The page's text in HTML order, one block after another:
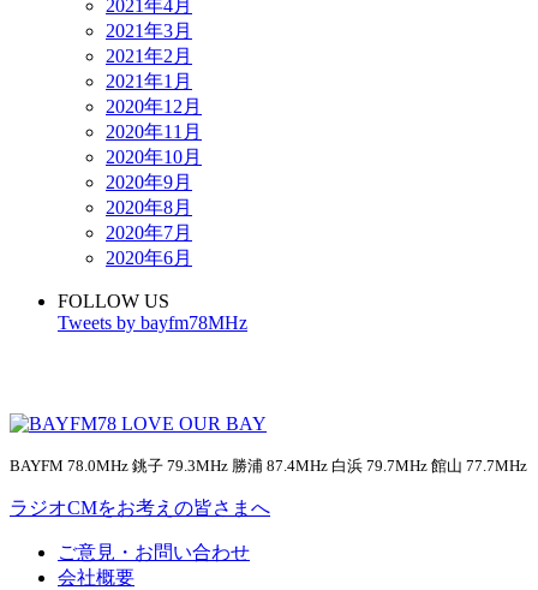
2021年4月
2021年3月
2021年2月
2021年1月
2020年12月
2020年11月
2020年10月
2020年9月
2020年8月
2020年7月
2020年6月
FOLLOW US
Tweets by bayfm78MHz
BAYFM 78.0MHz 銚子 79.3MHz 勝浦 87.4MHz 白浜 79.7MHz 館山 77.7MHz
ラジオCMをお考えの皆さまへ
ご意見・お問い合わせ
会社概要